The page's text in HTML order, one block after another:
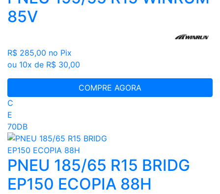
85V
R$ 285,00 no Pix
ou 10x de R$ 30,00
COMPRE AGORA
C
E
70DB
PNEU 185/65 R15 BRIDG
EP150 ECOPIA 88H